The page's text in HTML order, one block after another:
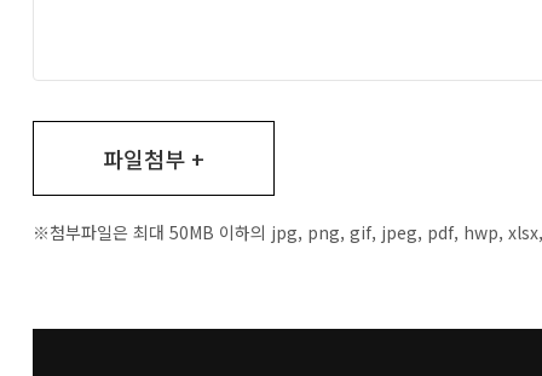
파일첨부 +
※첨부파일은 최대 50MB 이하의 jpg, png, gif, jpeg, pdf, hwp,